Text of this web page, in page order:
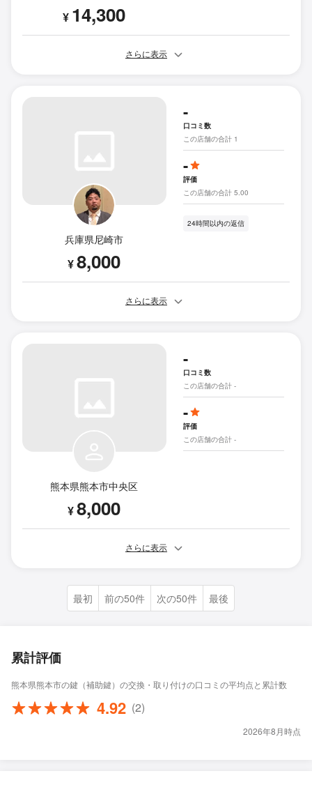
¥ 14,300
さらに表示
兵庫県尼崎市
¥8,000
-
口コミ数
この店舗の合計 1
-
評価
この店舗の合計 5.00
24時間以内の返信
さらに表示
熊本県熊本市中央区
¥8,000
-
口コミ数
この店舗の合計 -
-
評価
この店舗の合計 -
さらに表示
最初 前の50件 次の50件 最後
累計評価
熊本県熊本市の鍵（補助鍵）の交換・取り付けの口コミの平均点と累計数
4.92 (2)
2026年8月時点